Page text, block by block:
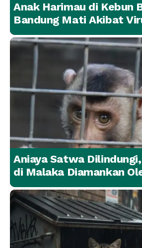
Anak Harimau di Kebun
Bandung Mati Akibat
Lainnya Berangsur
Aniaya Satwa
di Malaka Diamankan
Malaka